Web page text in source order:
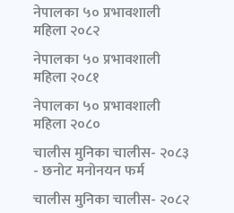
नेपालका ५० प्रभावशाली
महिला २०८२
नेपालका ५० प्रभावशाली
महिला २०८१
नेपालका ५० प्रभावशाली
महिला २०८०
चालीस मुनिका चालीस- २०८३
- छनोट मनोनयन फर्म
चालीस मुनिका चालीस- २०८२